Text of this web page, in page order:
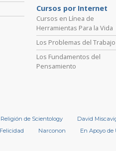
Cursos por Internet
Cursos en Línea de
Herramientas Para la Vida
Los Problemas del Trabajo
Los Fundamentos del
Pensamiento
Religión de Scientology David
Narconon En Apoyo